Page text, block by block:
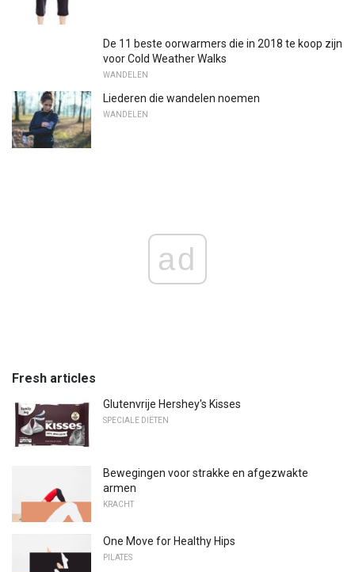
De 11 beste oorwarmers die in 2018 te koop zijn
voor Cold Weather Walks
WANDELEN
Liederen die wandelen noemen
WANDELEN
ad
Fresh articles
Glutenvrije Hershey's Kisses
SPECIALE DIËTEN
Bewegingen voor strakke en afgezwakte
armen
KRACHT
One Move for Healthy Hips
PILATES